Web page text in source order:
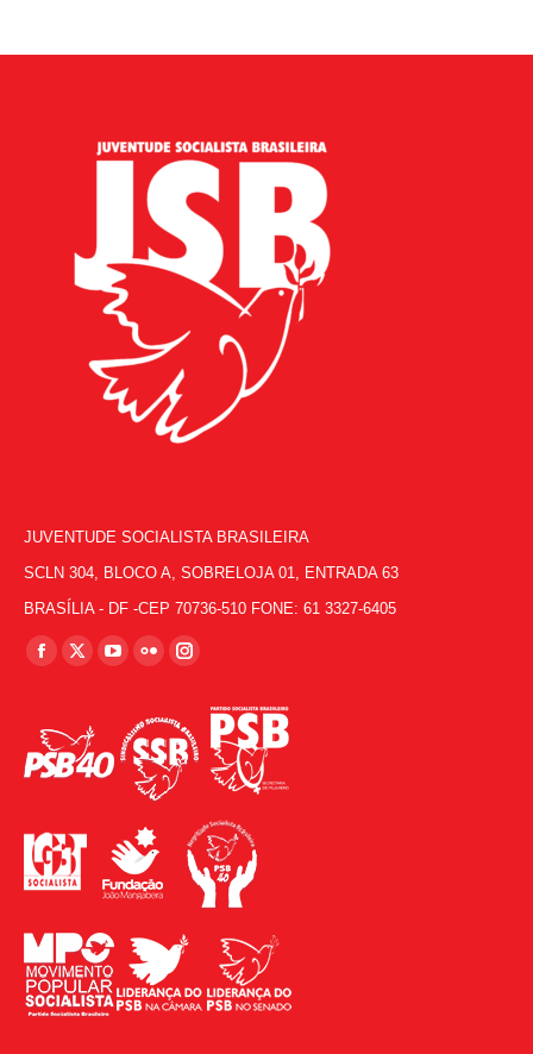
JUVENTUDE SOCIALISTA BRASILEIRA
SCLN 304, BLOCO A, SOBRELOJA 01, ENTRADA 63
BRASÍLIA - DF -CEP 70736-510 FONE: 61 3327-6405
Encontre-nos em:
Facebook
opens
in
X
opens
in
YouTube
opens
in
new
Flickr
opens
in
new
Instagram
opens
in
window